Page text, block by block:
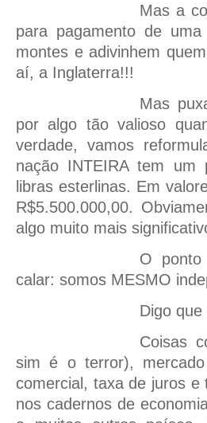
Mas a
para pagamento de
montes e adivinhem
aí, a Inglaterra!!!
Mas
por algo tão valioso
verdade, vamos
nação INTEIRA tem um
libras esterlinas. Em
R$5.500.000,00.
algo muito mais
O
calar: somos MESMO
Digo que
Coisas
sim é o terror), mercado
comercial, taxa de juros
nos cadernos de